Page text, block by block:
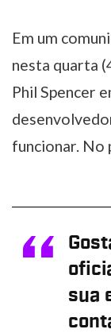
Em um
nesta quarta
Phil Spencer
funcionar. No
sua